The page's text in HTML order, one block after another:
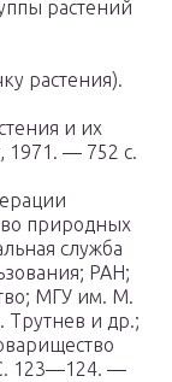
растений
растения).
и их
1971. — 752 с.
природных
служба
РАН;
МГУ им. М.
Трутнев и др.;
123—124. —